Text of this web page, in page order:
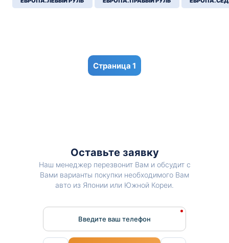
1
Оставьте заявку
Наш менеджер перезвонит Вам и обсудит с
Вами варианты покупки необходимого Вам
авто из Японии или Южной Кореи.
Введите ваш телефон